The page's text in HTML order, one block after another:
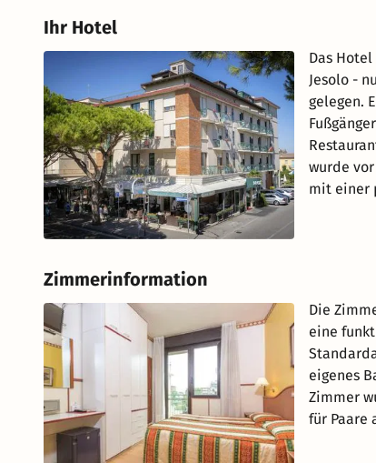
Ihr Hotel
Das
Jesolo -
gelegen.
wurde
mit einer
Zimmerinformation
Die
eine
eigenes
Zimmer
für Paare